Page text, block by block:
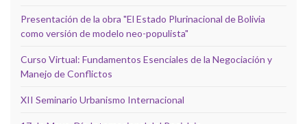
Presentación de la obra "El Estado Plurinacional de Bolivia
como versión de modelo neo-populista"
Curso Virtual: Fundamentos Esenciales de la Negociación y
Manejo de Conflictos
XII Seminario Urbanismo Internacional